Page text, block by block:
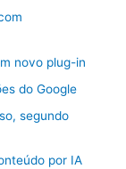
novo plug-in
do Google
segundo
por IA